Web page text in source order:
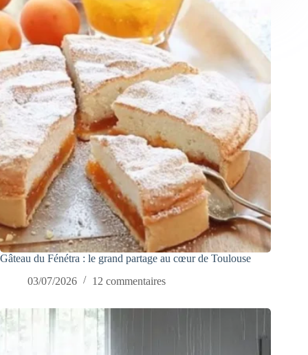
Gâteau du Fénétra : le grand partage au cœur de Toulouse
03/07/2026
12 commentaires